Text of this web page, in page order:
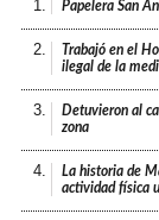
1. Papelera San
2.
Trabajó en el
ilegal de la
3.
Detuvieron al
zona
4.
La historia de
actividad física